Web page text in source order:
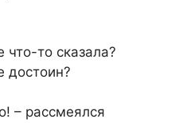
то сказала?
достоин?
– рассмеялся